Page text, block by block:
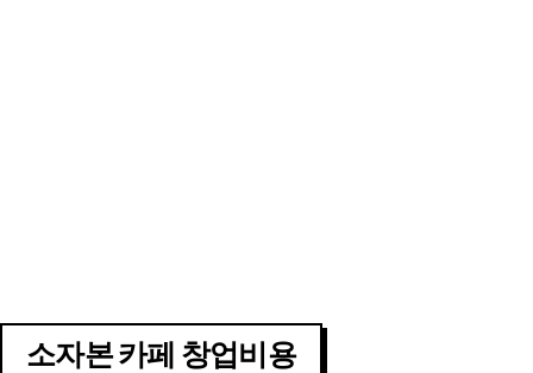
소자본 카페 창업비용